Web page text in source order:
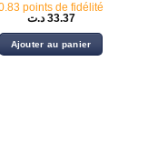
points de fidélité
33.37 د.ت
Ajouter au panier